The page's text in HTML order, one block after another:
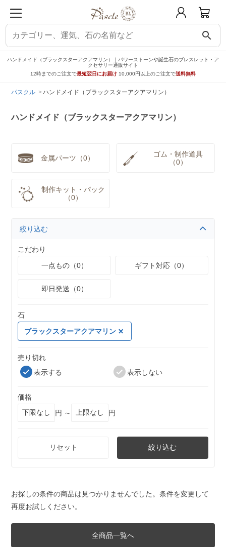
search
ハンドメイド（ブラックスターアクアマリン）｜パワーストーンや誕生石のブレスレット・ア
クセサリー通販サイト
12時までのご注文で最短翌日にお届け 10,000円以上のご注文で送料無料
パスクル ハンドメイド（ブラックスターアクアマリン）
ハンドメイド（ブラックスターアクアマリン）
金属パーツ（0）
ゴム・制作道具
（0）
制作キット・パック
（0）
絞り込む
こだわり
一点もの（0）
ギフト対応（0）
即日発送（0）
石
ブラックスターアクアマリン
売り切れ
表示する
表示しない
価格
円 ～
円
リセット 絞り込む
お探しの条件の商品は見つかりませんでした。条件を変更して
再度お試しください。
全商品一覧へ